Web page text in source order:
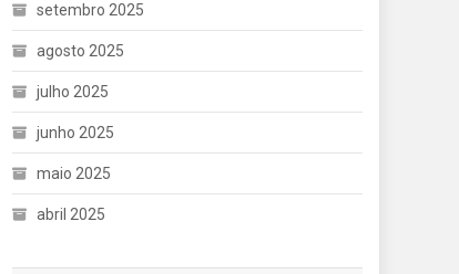
setembro 2025
agosto 2025
julho 2025
junho 2025
maio 2025
abril 2025